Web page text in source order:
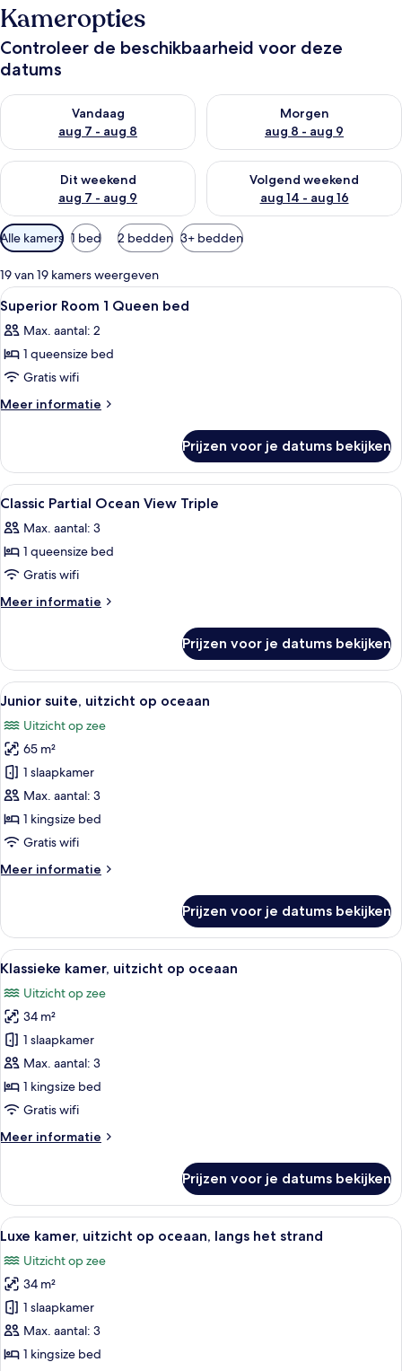
Kameropties
Controleer de beschikbaarheid voor deze
datums
Vandaag
aug 7 - aug 8
De beschikbaarheid controleren voor vanavond aug 7 - aug 8
Morgen
aug 8 - aug 9
De beschikbaarheid
Dit weekend
aug 7 - aug 9
De beschikbaarheid controleren voor dit weekend aug 7 -
Volgend weekend
aug 14 - aug 16
De beschikbaarheid
Beschikbare
filters
voor
kamers
Alle kamers 1 bed 2 bedden 3+ bedden
19 van 19 kamers weergeven
Alle
foto's
voor
Superior
Room
1
laden
Een minibar, een kluis op de kamer,
3
Superior Room 1 Queen bed
Max. aantal: 2
1 queensize bed
Gratis wifi
Meer informatie
Meer
Room
Queen
Prijzen voor je datums bekijken
Alle
foto's
voor
Classic
Partial
Ocean
laden
Een hotelkamer met twee bedden,
2
Classic Partial Ocean View Triple
Max. aantal: 3
1 queensize bed
Gratis wifi
Meer informatie
Meer
Partial
Ocean
View
Prijzen voor je datums bekijken
Alle
foto's
voor
Junior
suite,
uitzicht
op
oceaan
Een hotelkamer met een groot bed,
4
Junior suite, uitzicht op oceaan
Uitzicht op zee
65 m²
1 slaapkamer
Max. aantal: 3
1 kingsize bed
Gratis wifi
Meer informatie
Meer
suite,
uitzicht
op
Prijzen voor je datums bekijken
Alle
foto's
voor
Klassieke
kamer,
uitzicht
op
oceaan
Een hotelkamer met een groot bed,
5
Klassieke kamer, uitzicht op oceaan
Uitzicht op zee
34 m²
1 slaapkamer
Max. aantal: 3
1 kingsize bed
Gratis wifi
Meer informatie
Meer
kamer,
uitzicht
op
Prijzen voor je datums bekijken
Alle
foto's
voor
Luxe
kamer,
uitzicht
op
Een hotelkamer met een groot bed,
5
Luxe kamer, uitzicht op oceaan, langs het strand
Uitzicht op zee
34 m²
1 slaapkamer
Max. aantal: 3
1 kingsize bed